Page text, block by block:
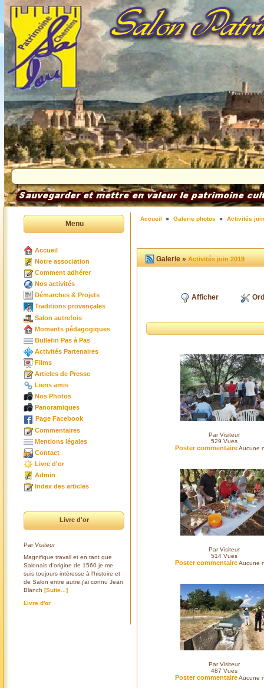
Menu
Accueil
Notre association
Comment adhérer
Nos activités
Démarches & Projets
Traditions provençales
Salon autrefois
Moments pédagogiques
Bulletin Pas à Pas
Activités Partenaires
Films
Articles de Presse
Liens amis
Nos Photos
Panoramiques
Page Facebook
Commentaires
Mentions légales
Contact
Livre d'or
Admin
Index des articles
Livre d'or
Par Visiteur
Magnifique travail et en tant que
Salonais d'origine de 1560 je me
suis toujours intéresse à l'histoire et
de Salon entre autre.j'ai connu Jean
Blanch [Suite...]
Livre d'or
Accueil Galerie photos Activités
Galerie »Activités juin 2019
Afficher
Par Visiteur
529 Vues
Poster commentaireAucune
Par Visiteur
514 Vues
Poster commentaireAucune
Par Visiteur
487 Vues
Poster commentaireAucune